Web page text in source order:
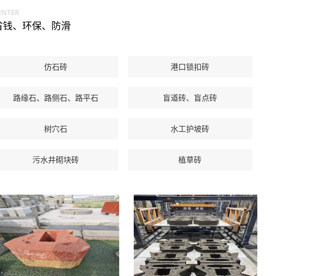
、环保、防滑
仿石砖 港口锁扣砖
路缘石、路侧石、路平石 盲道砖、盲点砖
树穴石 水工护坡砖
污水井砌块砖 植草砖